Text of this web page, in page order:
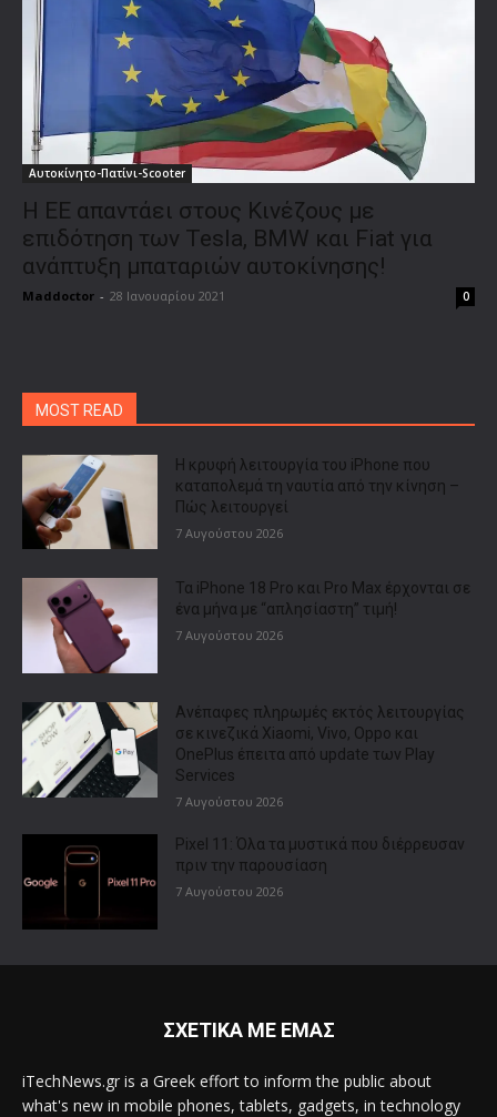
Αυτοκίνητο-Πατίνι-Scooter
Η ΕΕ απαντάει στους Κινέζους με
επιδότηση των Tesla, ΒΜW και Fiat για
ανάπτυξη μπαταριών αυτοκίνησης!
Maddoctor - 28 Ιανουαρίου 2021 0
MOST READ
Η κρυφή λειτουργία του iPhone που
καταπολεμά τη ναυτία από την κίνηση –
Πώς λειτουργεί
7 Αυγούστου 2026
Τα iPhone 18 Pro και Pro Max έρχονται σε
ένα μήνα με “απλησίαστη” τιμή!
7 Αυγούστου 2026
Ανέπαφες πληρωμές εκτός λειτουργίας
σε κινεζικά Xiaomi, Vivo, Oppo και
OnePlus έπειτα από update των Play
Services
7 Αυγούστου 2026
Pixel 11: Όλα τα μυστικά που διέρρευσαν
πριν την παρουσίαση
7 Αυγούστου 2026
ΣΧΕΤΙΚΑ ΜΕ ΕΜΑΣ
iTechNews.gr is a Greek effort to inform the public about
what's new in mobile phones, tablets, gadgets, in technology